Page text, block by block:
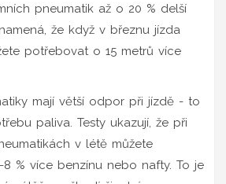
pneumatik až o 20 % delší
že když v březnu jízda
potřebovat o 15 metrů více
mají větší odpor při jízdě - to
paliva. Testy ukazují, že při
v létě můžete
% více benzínu nebo nafty. To je